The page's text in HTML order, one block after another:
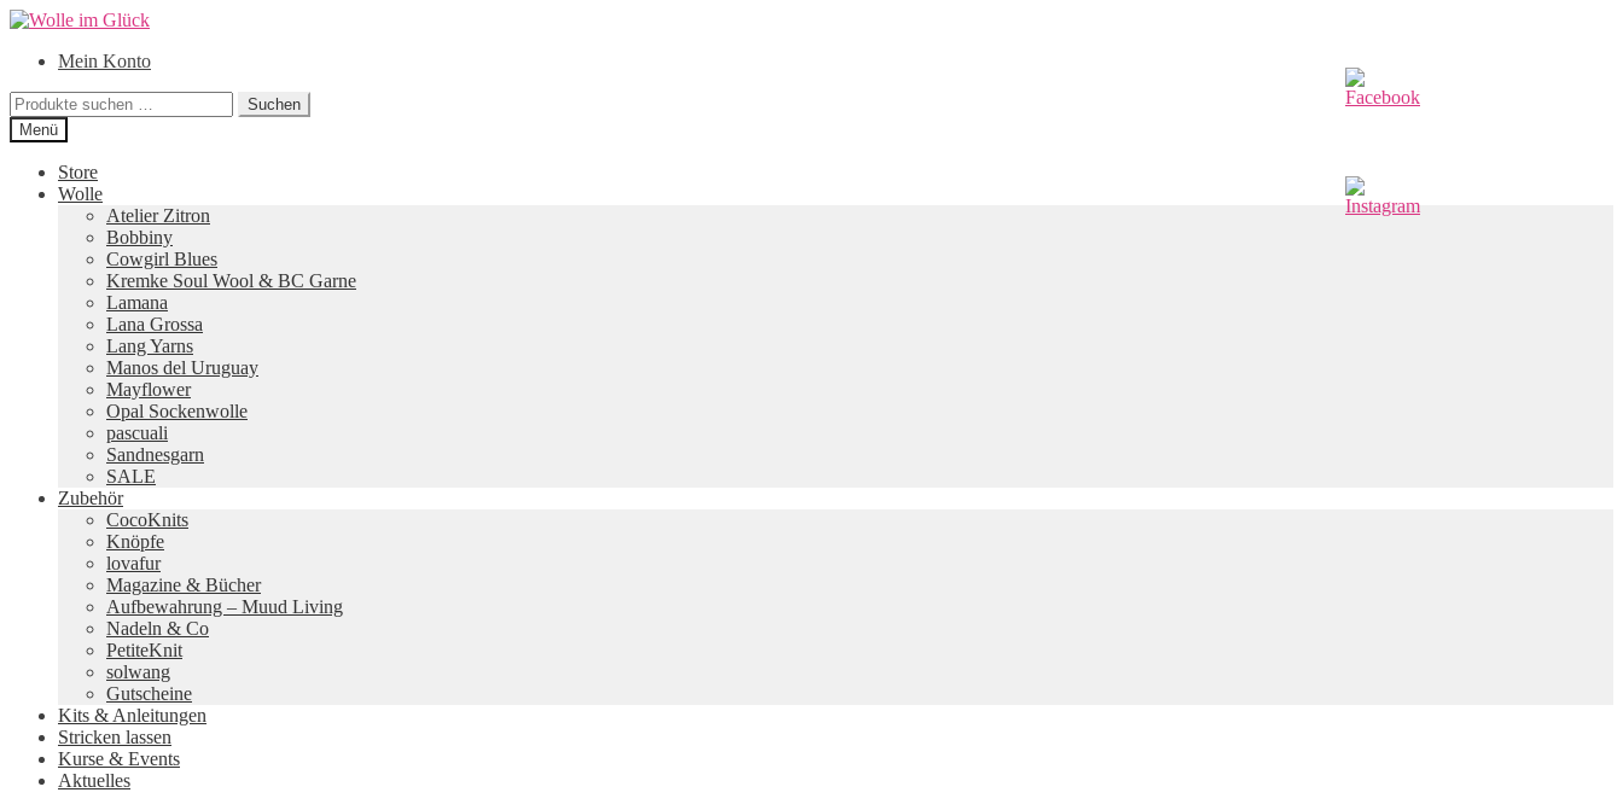
Zur
springen
Zum
springenMein Konto
Suchen
nach:
Suchen
Menü
Store
Wolle
Atelier Zitron
Bobbiny
Cowgirl Blues
Kremke Soul Wool & BC Garne
Lamana
Lana Grossa
Lang Yarns
Manos del Uruguay
Mayflower
Opal Sockenwolle
pascuali
Sandnesgarn
SALE
Zubehör
CocoKnits
Knöpfe
lovafur
Magazine & Bücher
Aufbewahrung – Muud Living
Nadeln & Co
PetiteKnit
solwang
Gutscheine
Kits & Anleitungen
Stricken lassen
Kurse & Events
Aktuelles